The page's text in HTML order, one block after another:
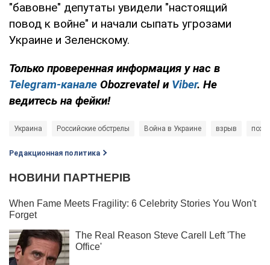
"бавовне" депутаты увидели "настоящий
повод к войне" и начали сыпать угрозами
Украине и Зеленскому.
Только проверенная информация у нас в
Telegram-канале Obozrevatel и Viber. Не
ведитесь на фейки!
Украина Российские обстрелы Война в Украине взрыв
Редакционная политика